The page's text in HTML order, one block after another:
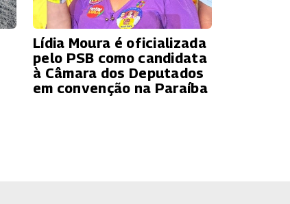
Lídia Moura é oficializada
pelo PSB como candidata
à Câmara dos Deputados
em convenção na Paraíba